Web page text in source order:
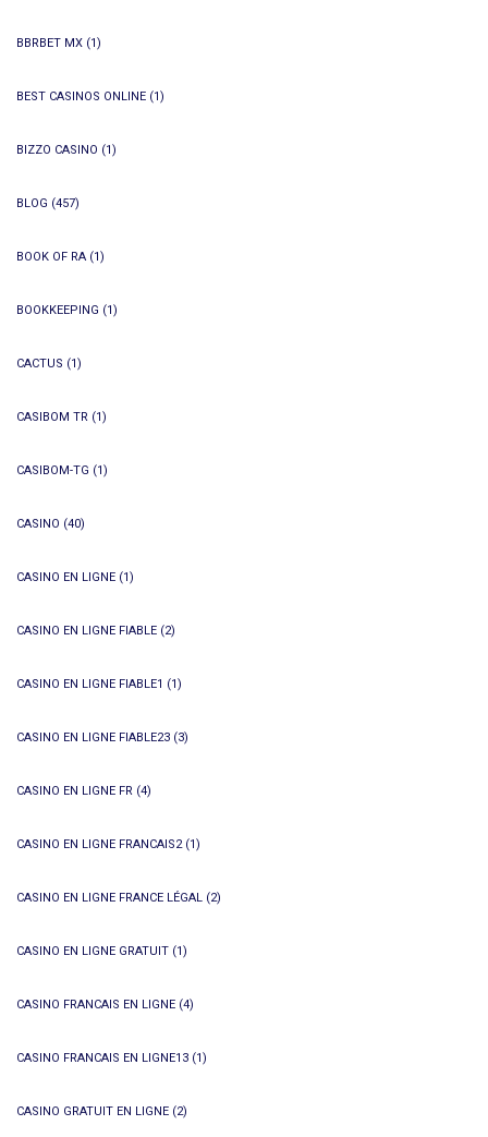
BBRBET MX (1)
BEST CASINOS ONLINE (1)
BIZZO CASINO (1)
BLOG (457)
BOOK OF RA (1)
BOOKKEEPING (1)
CACTUS (1)
CASIBOM TR (1)
CASIBOM-TG (1)
CASINO (40)
CASINO EN LIGNE (1)
CASINO EN LIGNE FIABLE (2)
CASINO EN LIGNE FIABLE1 (1)
CASINO EN LIGNE FIABLE23 (3)
CASINO EN LIGNE FR (4)
CASINO EN LIGNE FRANCAIS2(1)
CASINO EN LIGNE FRANCE LÉGAL (2)
CASINO EN LIGNE GRATUIT (1)
CASINO FRANCAIS EN LIGNE (4)
CASINO FRANCAIS EN LIGNE13 (1)
CASINO GRATUIT EN LIGNE (2)